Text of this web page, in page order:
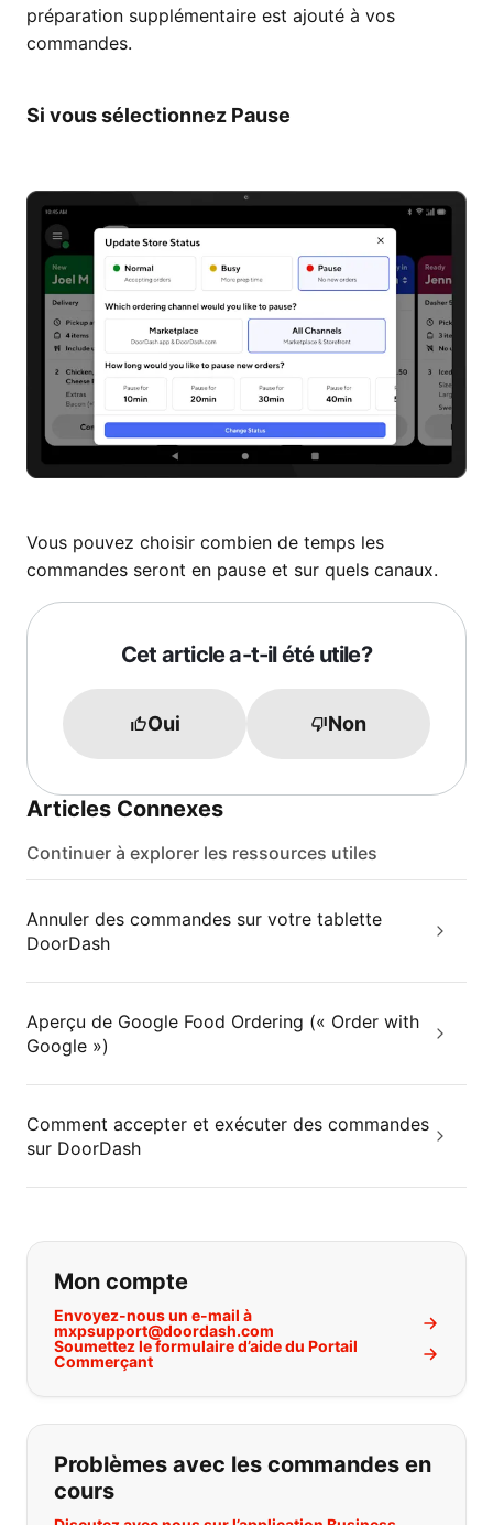
préparation supplémentaire est ajouté à vos
commandes.
Si vous sélectionnez Pause
Vous pouvez choisir combien de temps les
commandes seront en pause et sur quels canaux.
Cet article a-t-il été utile?
Oui Non
Articles Connexes
Continuer à explorer les ressources utiles
Annuler des commandes sur votre tablette
DoorDash
Aperçu de Google Food Ordering (« Order with
Google »)
Comment accepter et exécuter des commandes
sur DoorDash
Si vous ne trouvez pas ce que vous
Mon compte
Envoyez-nous un e-mail à
mxpsupport@doordash.com
Soumettez le formulaire d’aide du Portail
Commerçant
Problèmes avec les commandes en
cours